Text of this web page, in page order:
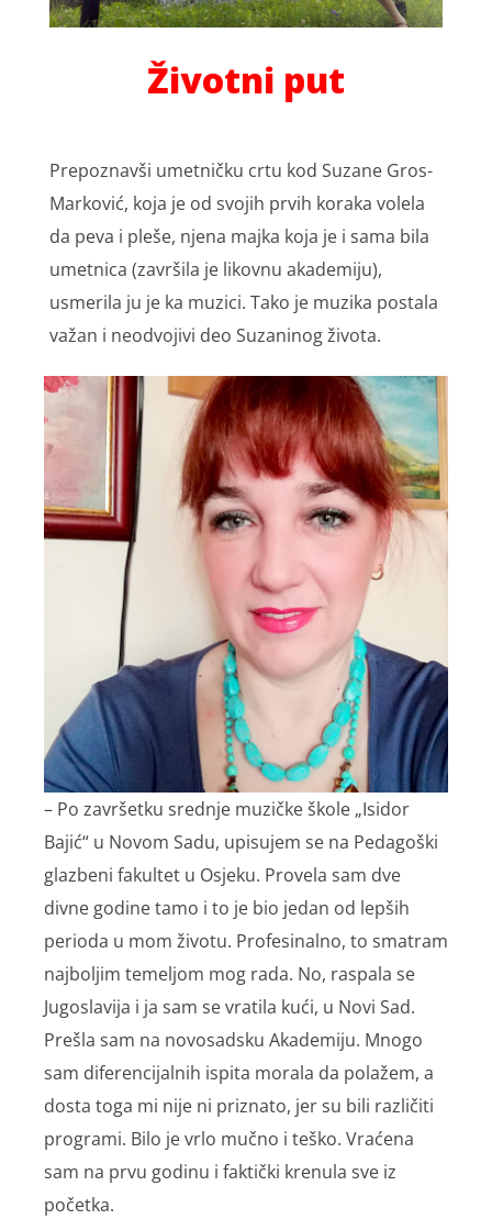
Životni put
Prepoznavši umetničku crtu kod Suzane Gros-
Marković, koja je od svojih prvih koraka volela
da peva i pleše, njena majka koja je i sama bila
umetnica (završila je likovnu akademiju),
usmerila ju je ka muzici. Tako je muzika postala
važan i neodvojivi deo Suzaninog života.
– Po završetku srednje muzičke škole „Isidor
Bajić“ u Novom Sadu, upisujem se na Pedagoški
glazbeni fakultet u Osjeku. Provela sam dve
divne godine tamo i to je bio jedan od lepših
perioda u mom životu. Profesinalno, to smatram
najboljim temeljom mog rada. No, raspala se
Jugoslavija i ja sam se vratila kući, u Novi Sad.
Prešla sam na novosadsku Akademiju. Mnogo
sam diferencijalnih ispita morala da polažem, a
dosta toga mi nije ni priznato, jer su bili različiti
programi. Bilo je vrlo mučno i teško. Vraćena
sam na prvu godinu i faktički krenula sve iz
početka.